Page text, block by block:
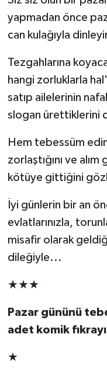
yapmadan önce
can kulağıyla
Tezgahlarına
hangi zorluklarla
satıp ailelerinin
slogan ürettiklerini
Hem tebessüm
zorlaştığını ve
kötüye gittiğini
İyi günlerin bir an
evlatlarınızla,
misafir olarak
dileğiyle...
★★★
Pazar gününü
adet komik
★